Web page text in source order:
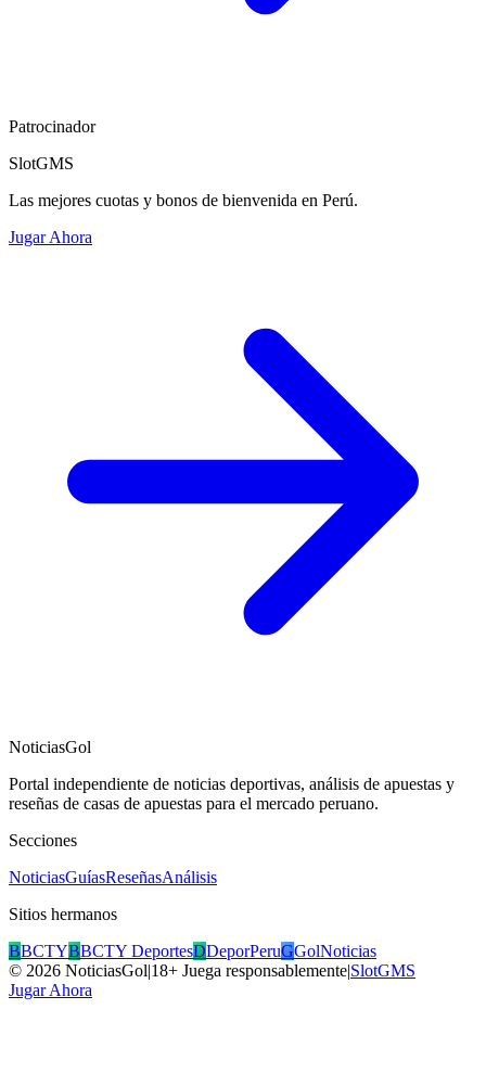
Patrocinador
SlotGMS
Las mejores cuotas y bonos de bienvenida en Perú.
Jugar Ahora
NoticiasGol
Portal independiente de noticias deportivas, análisis de apuestas y
reseñas de casas de apuestas para el mercado peruano.
Secciones
NoticiasGuíasReseñasAnálisis
Sitios hermanos
BBCTYBBCTY DeportesDDeporPeruGGolNoticias
© 2026 NoticiasGol|18+ Juega responsablemente|SlotGMS
Jugar Ahora